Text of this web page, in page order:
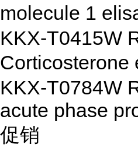
molecule 1
KKX-T0415W
Corticosterone
KKX-T0784W
acute phase
促销